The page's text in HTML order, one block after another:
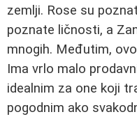
zemlji. Rose su
poznate ličnosti, a
mnogih. Međutim,
Ima vrlo malo
idealnim za one koji
pogodnim ako